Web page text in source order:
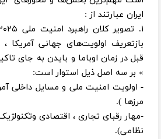
ایران عبارتند از :
بازتعریف اولویت‌های جهانی آمریکا ،
قبل در زمان اوباما و بایدن به جای
» بر سه اصل ذیل استوار است:
- اولویت امنیت ملی و مسایل داخلی
مرزها ).
-مهار رقبای تجاری ، اقتصادی
نظامی).